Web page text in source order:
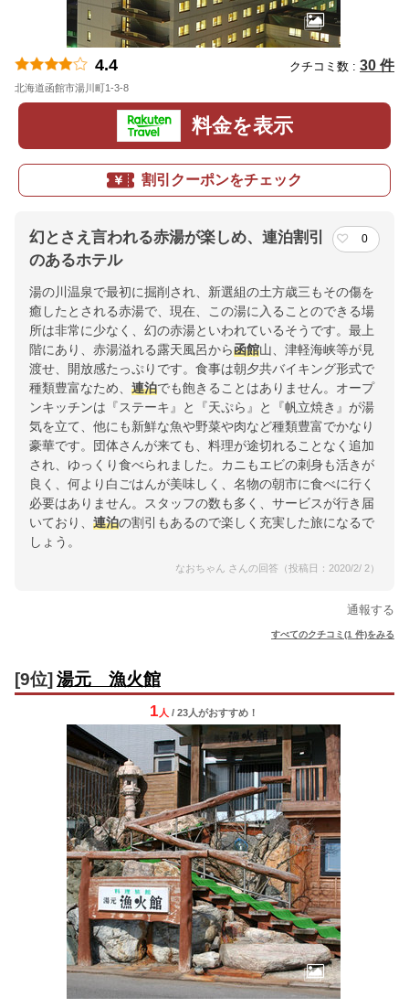
4.4 クチコミ数 : 30 件
北海道函館市湯川町1-3-8
料金を表示
割引クーポンをチェック
幻とさえ言われる赤湯が楽しめ、連泊割引
のあるホテル
0
湯の川温泉で最初に掘削され、新選組の土方歳三もその傷を
癒したとされる赤湯で、現在、この湯に入ることのできる場
所は非常に少なく、幻の赤湯といわれているそうです。最上
階にあり、赤湯溢れる露天風呂から函館山、津軽海峡等が見
渡せ、開放感たっぷりです。食事は朝夕共バイキング形式で
種類豊富なため、 連泊でも飽きることはありません。オープ
ンキッチンは『ステーキ』と『天ぷら』と『帆立焼き』が湯
気を立て、他にも新鮮な魚や野菜や肉など種類豊富でかなり
豪華です。団体さんが来ても、料理が途切れることなく追加
され、ゆっくり食べられました。カニもエビの刺身も活きが
良く、何より白ごはんが美味しく、名物の朝市に食べに行く
必要はありません。スタッフの数も多く、サービスが行き届
いており、 連泊の割引もあるので楽しく充実した旅になるで
しょう。
なおちゃん さんの回答（投稿日：2020/2/ 2）
通報する
すべてのクチコミ(1 件)をみる
[9位] 湯元 漁火館
1 人 / 23人がおすすめ！